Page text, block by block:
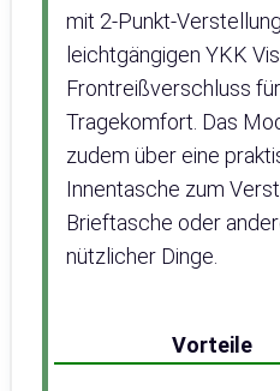
mit 2-Punkt-
leichtgängigen YKK
Frontreißverschluss
Tragekomfort. Das
zudem über eine
Innentasche zum
Brieftasche oder
nützlicher Dinge.
Vorteile